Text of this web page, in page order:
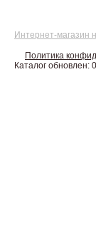
Интернет-магазин
Политика
Каталог обновлен: